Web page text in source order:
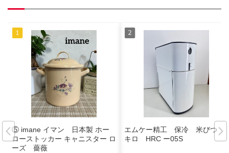
⑤ imane イマン 日本製 ホー
ローストッカー キャニスター ロ
ーズ 薔薇
エムケー精工 保冷 米びつ 5
キロ HRC ー05S